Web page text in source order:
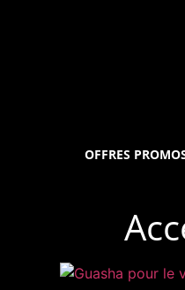
OFFRES